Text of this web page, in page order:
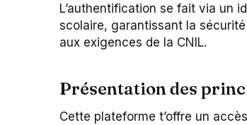
L’authentification se fait via un
scolaire, garantissant la
aux exigences de la CNIL.
Présentation des
Cette plateforme t’offre un